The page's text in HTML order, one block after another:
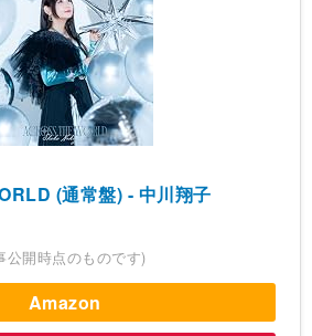
(通常盤) - 中川翔子
公開時点のものです)
Amazon